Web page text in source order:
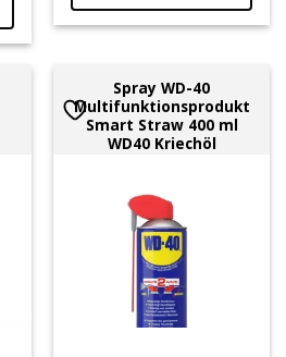
Spray WD-40
Multifunktionsprodukt
Smart Straw 400 ml
WD40 Kriechöl